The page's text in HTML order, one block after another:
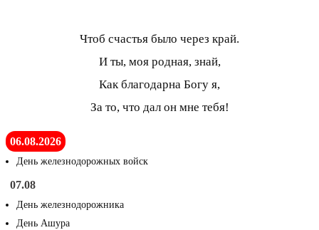
Чтоб счастья было через край.
И ты, моя родная, знай,
Как благодарна Богу я,
За то, что дал он мне тебя!
06.08.2026
День железнодорожных войск
07.08
День железнодорожника
День Ашура